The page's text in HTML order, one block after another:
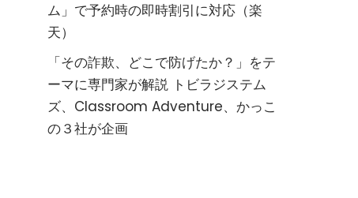
ム」で予約時の即時割引に対応（楽
天）
「その詐欺、どこで防げたか？」をテ
ーマに専門家が解説 トビラジステム
ズ、Classroom Adventure、かっこ
の３社が企画